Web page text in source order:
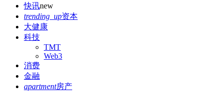
快讯new
trending_up资本
大健康
科技
TMT
Web3
消费
金融
apartment房产